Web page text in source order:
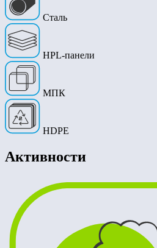
Сталь
HPL-панели
МПК
HDPE
Активности